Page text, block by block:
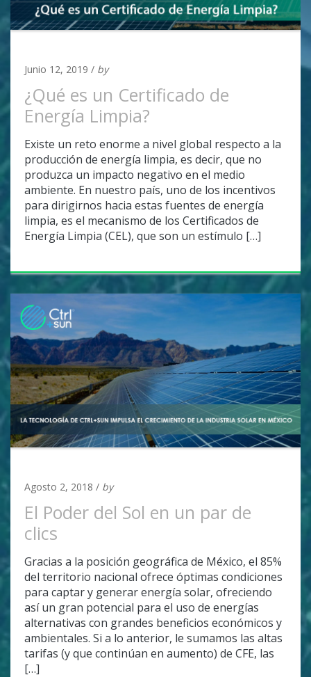
Junio 12, 2019 / by
¿Qué es un Certificado de
Energía Limpia?
Existe un reto enorme a nivel global respecto a la
producción de energía limpia, es decir, que no
produzca un impacto negativo en el medio
ambiente. En nuestro país, uno de los incentivos
para dirigirnos hacia estas fuentes de energía
limpia, es el mecanismo de los Certificados de
Energía Limpia (CEL), que son un estímulo […]
Agosto 2, 2018 / by
El Poder del Sol en un par de
clics
Gracias a la posición geográfica de México, el 85%
del territorio nacional ofrece óptimas condiciones
para captar y generar energía solar, ofreciendo
así un gran potencial para el uso de energías
alternativas con grandes beneficios económicos y
ambientales. Si a lo anterior, le sumamos las altas
tarifas (y que continúan en aumento) de CFE, las
[…]